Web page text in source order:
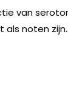
van
als noten